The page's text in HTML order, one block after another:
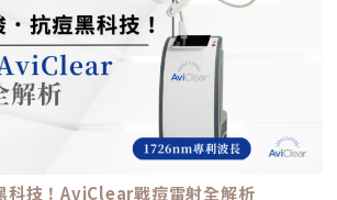
見辰美學官網」
（因品牌、分子大小及
像玻尿酸填充容易造成過度膨脹的人工感，而是像
修復你的肌膚底層架構。哪些人適合做璞菲洛？
族群，也非常適合希望改善整體膚況、延緩老化的
： 面臨初老症狀者： 臉部、頸部或手部出現細
彈性下降、缺乏緊實感的人。 膚質困擾者： 肌膚
均或膚質粗糙，希望透過深層保濕來全面提升膚況
： 不希望外觀有大幅度改變，只想透過自然、漸進
輕、更有氣色。 對其他療程敏感者： 曾對雷射、
，或希望尋找一種低風險、低修復期的保養方式。
族群非常友善。璞菲洛療程建議與效果說明璞菲洛
」最新的Ultherapy Prime 美國音波二代搭載了升
像技術。在施打的每一條能量時，我都能透過 2X 高
下的組織層級。這意味著： 避開神經與骨頭：大
致的劇痛或副作用。 精準鎖定 SMAS 筋膜層：確
落在支撐輪廓的關鍵地基上。 即時監控探頭貼合
的表皮燙傷。二、 三種鬆弛型態：妳需要的是
很多客人到診間會直接說：「我要打音波。」但我
與影像觀察，因為「鬆弛」其實分為不同層次。如
會大打折扣。我將臉部老化歸納為三種主要型態，
：2.1 筋膜鬆弛型（結構下垂）這是最適合美國音
SMAS 筋膜層失去張力，需要透過美音二代深達
科技！AviClear戰痘雷射全解析